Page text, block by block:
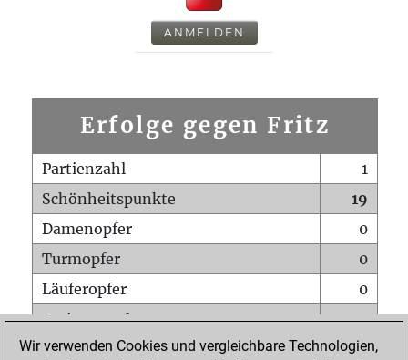
ANMELDEN
Erfolge gegen Fritz
Partienzahl
1
Schönheitspunkte
19
Damenopfer
0
Turmopfer
0
Läuferopfer
0
Springeropfer
0
Bauernopfer
0
Wir verwenden Cookies und vergleichbare Technologien,